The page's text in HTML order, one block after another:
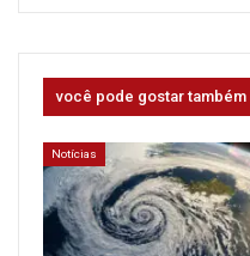
você pode gostar também
Notícias